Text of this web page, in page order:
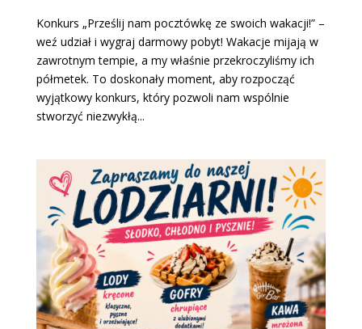
Konkurs „Prześlij nam pocztówkę ze swoich wakacji!” –
weź udział i wygraj darmowy pobyt! Wakacje mijają w
zawrotnym tempie, a my właśnie przekroczyliśmy ich
półmetek. To doskonały moment, aby rozpocząć
wyjątkowy konkurs, który pozwoli nam wspólnie
stworzyć niezwykłą...